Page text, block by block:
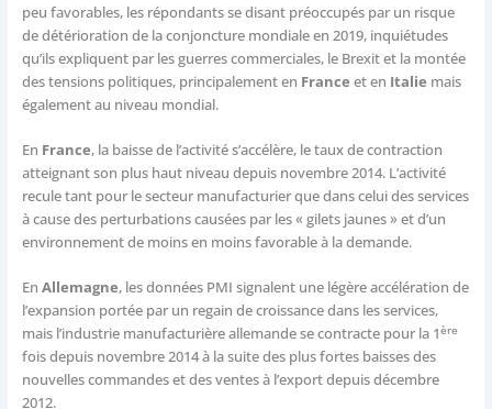
peu favorables, les répondants se disant préoccupés par un risque
de détérioration de la conjoncture mondiale en 2019, inquiétudes
qu’ils expliquent par les guerres commerciales, le Brexit et la montée
des tensions politiques, principalement en France et en Italie mais
également au niveau mondial.
En France, la baisse de l’activité s’accélère, le taux de contraction
atteignant son plus haut niveau depuis novembre 2014. L’activité
recule tant pour le secteur manufacturier que dans celui des services
à cause des perturbations causées par les « gilets jaunes » et d’un
environnement de moins en moins favorable à la demande.
En Allemagne, les données PMI signalent une légère accélération de
l’expansion portée par un regain de croissance dans les services,
mais l’industrie manufacturière allemande se contracte pour la 1ère
fois depuis novembre 2014 à la suite des plus fortes baisses des
nouvelles commandes et des ventes à l’export depuis décembre
2012.